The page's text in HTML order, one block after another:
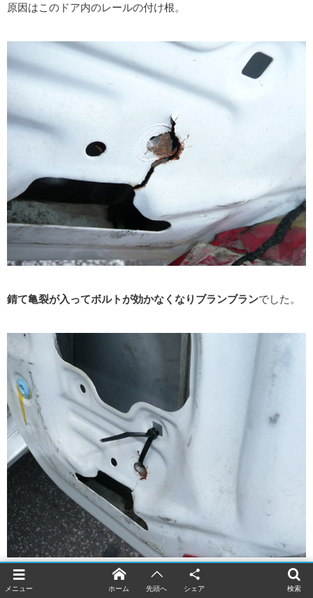
原因はこのドア内のレールの付け根。
錆て亀裂が入ってボルトが効かなくなりブランブランでした。
応急処置でタイラップで大まかな位置に固定します。
メニュー 検索
ホーム 先頭へ シェア